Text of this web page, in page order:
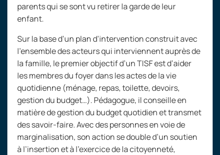
parents qui se sont vu retirer la garde de leur
enfant.
Sur la base d’un plan d’intervention construit avec
l’ensemble des acteurs qui interviennent auprès de
la famille, le premier objectif d’un TISF est d’aider
les membres du foyer dans les actes de la vie
quotidienne (ménage, repas, toilette, devoirs,
gestion du budget…). Pédagogue, il conseille en
matière de gestion du budget quotidien et transmet
des savoir-faire. Avec des personnes en voie de
marginalisation, son action se double d’un soutien
à l’insertion et à l’exercice de la citoyenneté,